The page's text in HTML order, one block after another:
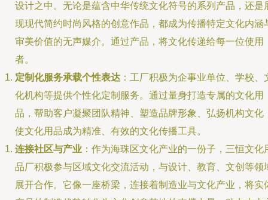
设计之中。无论是蕴含中华传统文化符号的系列产品，还是
现现代简约时尚风格的创意作品，都成为传播特定文化内涵
审美价值的无声媒介。通过产品，将文化传递给每一位使用
者。
定制化服务承载个性表达 ：工厂积极为企事业单位、学校、
化机构等提供个性化定制服务。通过量身打造专属的文化用
品，帮助客户凝聚团队精神、塑造品牌形象、弘扬机构文化
使文化用品成为精准、有效的文化传播工具。
连接社区与产业 ：作为海珠区文化产业的一份子，三恒文化
品厂积极参与区域文化交流活动，与设计、教育、文创等领
展开合作。它像一座桥梁，连接着制造业与文化产业，将实